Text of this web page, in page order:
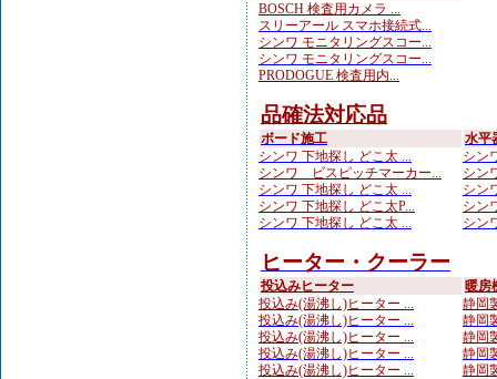
BOSCH 検査用カメラ ...
スリーアール スマホ接続式...
シンワ モニタリングスコー...
シンワ モニタリングスコー...
PRODOGUE 検査用内...
品確法対応品
ボード施工
シンワ 下地探し どこ太 ...
シンワ ビスピッチマーカー...
シンワ 下地探し どこ太 ...
シンワ 下地探し どこ太P...
シンワ 下地探し どこ太 ...
水平
シン
シン
シン
シン
シン
ヒーター・クーラー
投込みヒーター
投込み(湯沸し)ヒーター ...
投込み(湯沸し)ヒーター ...
投込み(湯沸し)ヒーター ...
投込み(湯沸し)ヒーター ...
投込み(湯沸し)ヒーター ...
暖房
静岡
静岡
静岡
静岡
静岡